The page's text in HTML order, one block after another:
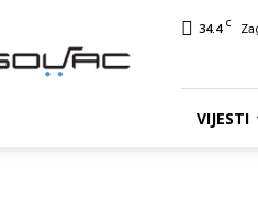
34.4 C
VIJESTI